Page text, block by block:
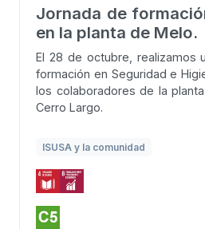
Jornada de
en la planta de Melo.
El 28 de octubre, realizamos
formación en Seguridad e
los colaboradores de la
Cerro Largo.
ISUSA y la comunidad